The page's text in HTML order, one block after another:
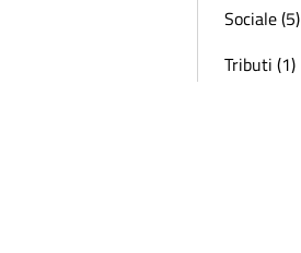
Sociale (5)
Tributi (1)